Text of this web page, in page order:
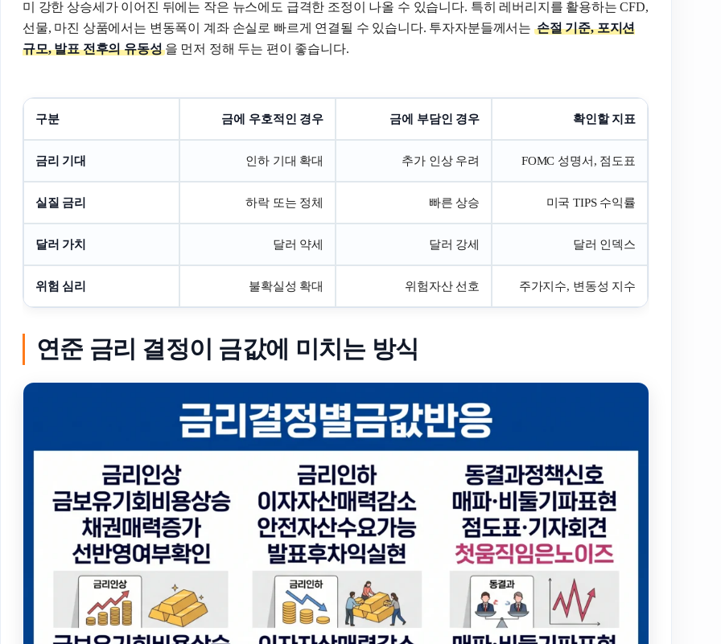
미 강한 상승세가 이어진 뒤에는 작은 뉴스에도 급격한 조정이 나올 수 있습니다. 특히 레버리지를 활용하는 CFD,
선물, 마진 상품에서는 변동폭이 계좌 손실로 빠르게 연결될 수 있습니다. 투자자분들께서는 손절 기준, 포지션
규모, 발표 전후의 유동성을 먼저 정해 두는 편이 좋습니다.
구분 금에 우호적인 경우 금에 부담인 경우 확인할 지표
금리 기대 인하 기대 확대 추가 인상 우려 FOMC 성명서, 점도표
실질 금리 하락 또는 정체 빠른 상승 미국 TIPS 수익률
달러 가치 달러 약세 달러 강세 달러 인덱스
위험 심리 불확실성 확대 위험자산 선호 주가지수, 변동성 지수
연준 금리 결정이 금값에 미치는 방식